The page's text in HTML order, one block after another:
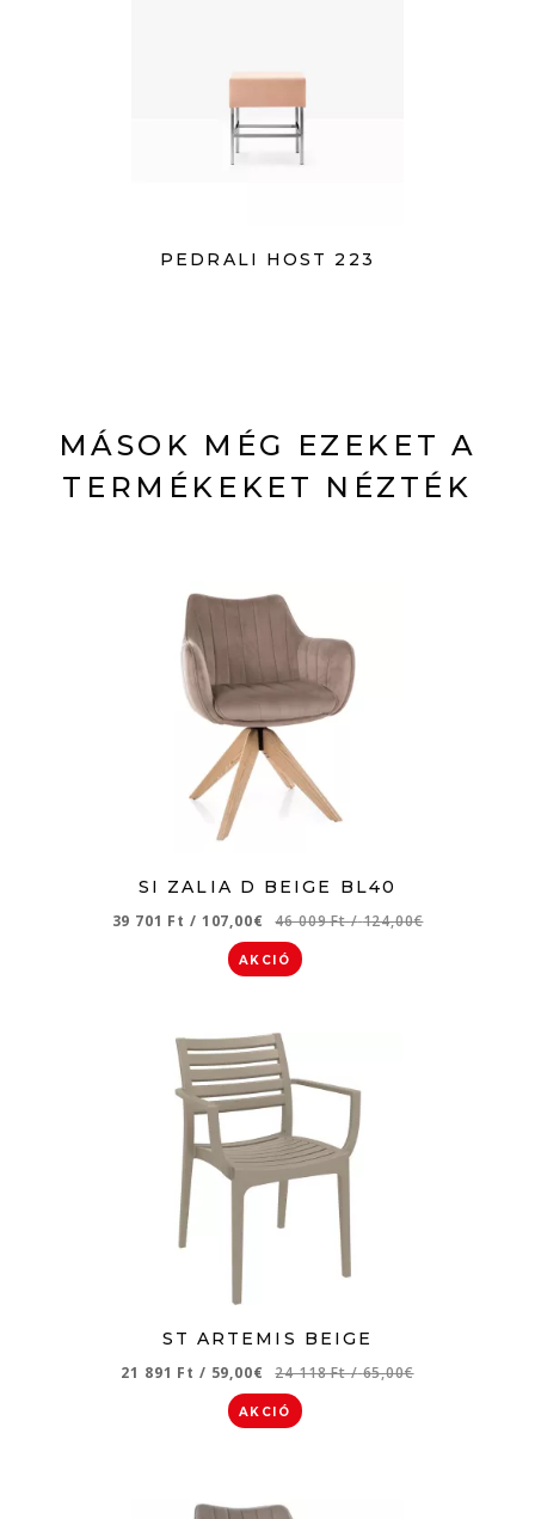
PEDRALI HOST 223
MÁSOK MÉG EZEKET A
TERMÉKEKET NÉZTÉK
SI ZALIA D BEIGE BL40
39 701 Ft / 107,00€ 46 009 Ft/ 124,00€
AKCIÓ
ST ARTEMIS BEIGE
21 891 Ft / 59,00€ 24 118 Ft/ 65,00€
AKCIÓ